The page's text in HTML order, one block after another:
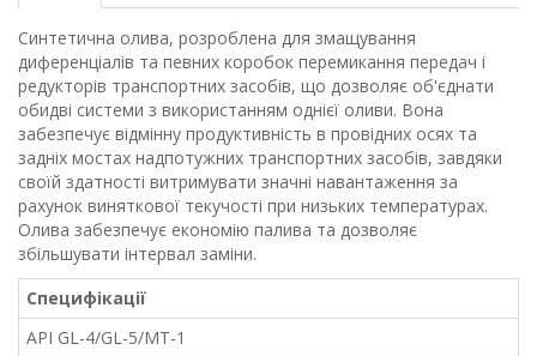
Синтетична олива, розроблена для змащування
диференціалів та певних коробок перемикання передач і
редукторів транспортних засобів, що дозволяє об'єднати
обидві системи з використанням однієї оливи. Вона
забезпечує відмінну продуктивність в провідних осях та
задніх мостах надпотужних транспортних засобів, завдяки
своїй здатності витримувати значні навантаження за
рахунок виняткової текучості при низьких температурах.
Олива забезпечує економію палива та дозволяє
збільшувати інтервал заміни.
Специфікації
API GL-4/GL-5/MT-1